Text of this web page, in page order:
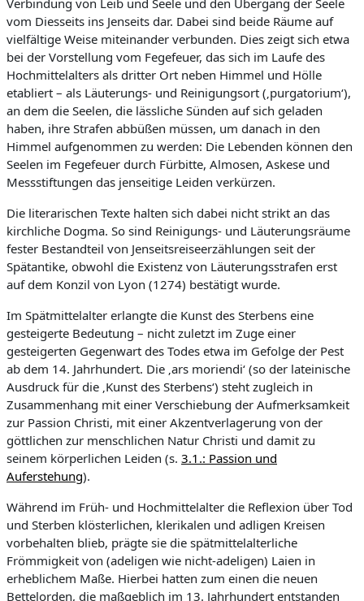
Verbindung von Leib und Seele und den Übergang der Seele
vom Diesseits ins Jenseits dar. Dabei sind beide Räume auf
vielfältige Weise miteinander verbunden. Dies zeigt sich etwa
bei der Vorstellung vom Fegefeuer, das sich im Laufe des
Hochmittelalters als dritter Ort neben Himmel und Hölle
etabliert – als Läuterungs- und Reinigungsort (‚purgatorium‘),
an dem die Seelen, die lässliche Sünden auf sich geladen
haben, ihre Strafen abbüßen müssen, um danach in den
Himmel aufgenommen zu werden: Die Lebenden können den
Seelen im Fegefeuer durch Fürbitte, Almosen, Askese und
Messstiftungen das jenseitige Leiden verkürzen.
Die literarischen Texte halten sich dabei nicht strikt an das
kirchliche Dogma. So sind Reinigungs- und Läuterungsräume
fester Bestandteil von Jenseitsreiseerzählungen seit der
Spätantike, obwohl die Existenz von Läuterungsstrafen erst
auf dem Konzil von Lyon (1274) bestätigt wurde.
Im Spätmittelalter erlangte die Kunst des Sterbens eine
gesteigerte Bedeutung – nicht zuletzt im Zuge einer
gesteigerten Gegenwart des Todes etwa im Gefolge der Pest
ab dem 14. Jahrhundert. Die ‚ars moriendi‘ (so der lateinische
Ausdruck für die ‚Kunst des Sterbens‘) steht zugleich in
Zusammenhang mit einer Verschiebung der Aufmerksamkeit
zur Passion Christi, mit einer Akzentverlagerung von der
göttlichen zur menschlichen Natur Christi und damit zu
seinem körperlichen Leiden (s. 3.1.: Passion und
Auferstehung).
Während im Früh- und Hochmittelalter die Reflexion über Tod
und Sterben klösterlichen, klerikalen und adligen Kreisen
vorbehalten blieb, prägte sie die spätmittelalterliche
Frömmigkeit von (adeligen wie nicht-adeligen) Laien in
erheblichem Maße. Hierbei hatten zum einen die neuen
Bettelorden, die maßgeblich im 13. Jahrhundert entstanden